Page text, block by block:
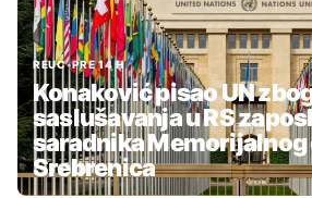
REUC•PRE 14 H
Konaković pisao UN
saslušavanja u RS
saradnika Memorijalnog
Srebrenica